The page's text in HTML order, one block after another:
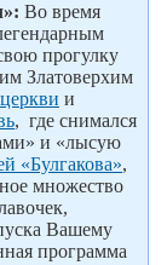
Во время
прогулку
Златоверхим
и
, где снимался
и «лысую
«Булгакова»,
множество
Вашему
программа